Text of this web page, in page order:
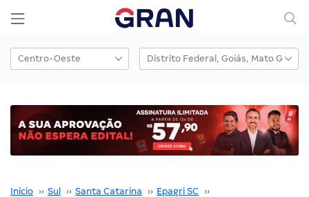
Início ›› Sul ›› Santa Catarina ›› Epagri SC ››